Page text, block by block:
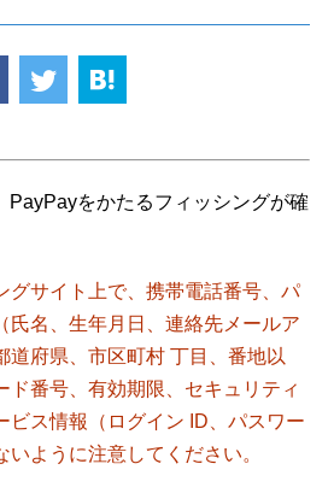
PayPayをかたるフィッシングが確
グサイト上で、携帯電話番号、パ
氏名、生年月日、連絡先メールア
道府県、市区町村 丁目、番地以
ド番号、有効期限、セキュリティ
ビス情報（ログイン ID、パスワー
いように注意してください。